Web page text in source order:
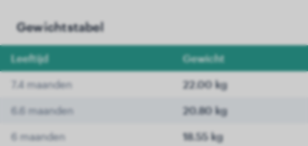
Gewichtstabel
Leeftijd Gewicht
7.4 maanden 22.00 kg
6.6 maanden 20.80 kg
6 maanden 18.55 kg